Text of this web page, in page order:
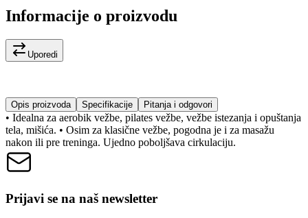
Informacije o proizvodu
Uporedi
Opis proizvoda Specifikacije Pitanja i odgovori
• Idealna za aerobik vežbe, pilates vežbe, vežbe istezanja i opuštanja
tela, mišića. • Osim za klasične vežbe, pogodna je i za masažu
nakon ili pre treninga. Ujedno poboljšava cirkulaciju.
Prijavi se na naš newsletter